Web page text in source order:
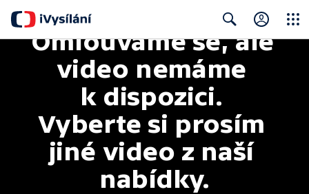
Search
Omlouváme se, ale
video nemáme
k dispozici.
Vyberte si prosím
jiné video z naší
nabídky.